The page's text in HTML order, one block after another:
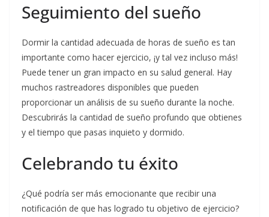
Seguimiento del sueño
Dormir la cantidad adecuada de horas de sueño es tan
importante como hacer ejercicio, ¡y tal vez incluso más!
Puede tener un gran impacto en su salud general. Hay
muchos rastreadores disponibles que pueden
proporcionar un análisis de su sueño durante la noche.
Descubrirás la cantidad de sueño profundo que obtienes
y el tiempo que pasas inquieto y dormido.
Celebrando tu éxito
¿Qué podría ser más emocionante que recibir una
notificación de que has logrado tu objetivo de ejercicio?